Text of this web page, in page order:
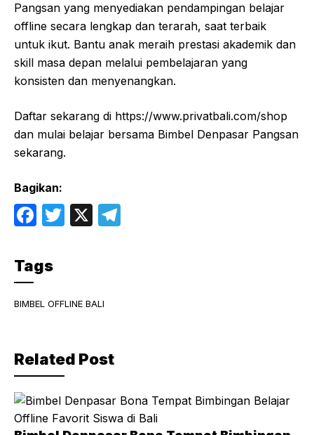
Pangsan yang menyediakan pendampingan belajar
offline secara lengkap dan terarah, saat terbaik
untuk ikut. Bantu anak meraih prestasi akademik dan
skill masa depan melalui pembelajaran yang
konsisten dan menyenangkan.
Daftar sekarang di https://www.privatbali.com/shop
dan mulai belajar bersama Bimbel Denpasar Pangsan
sekarang.
Bagikan:
F
c
e
b
o
k
T
X
Tags
BIMBEL OFFLINE BALI
Related Post